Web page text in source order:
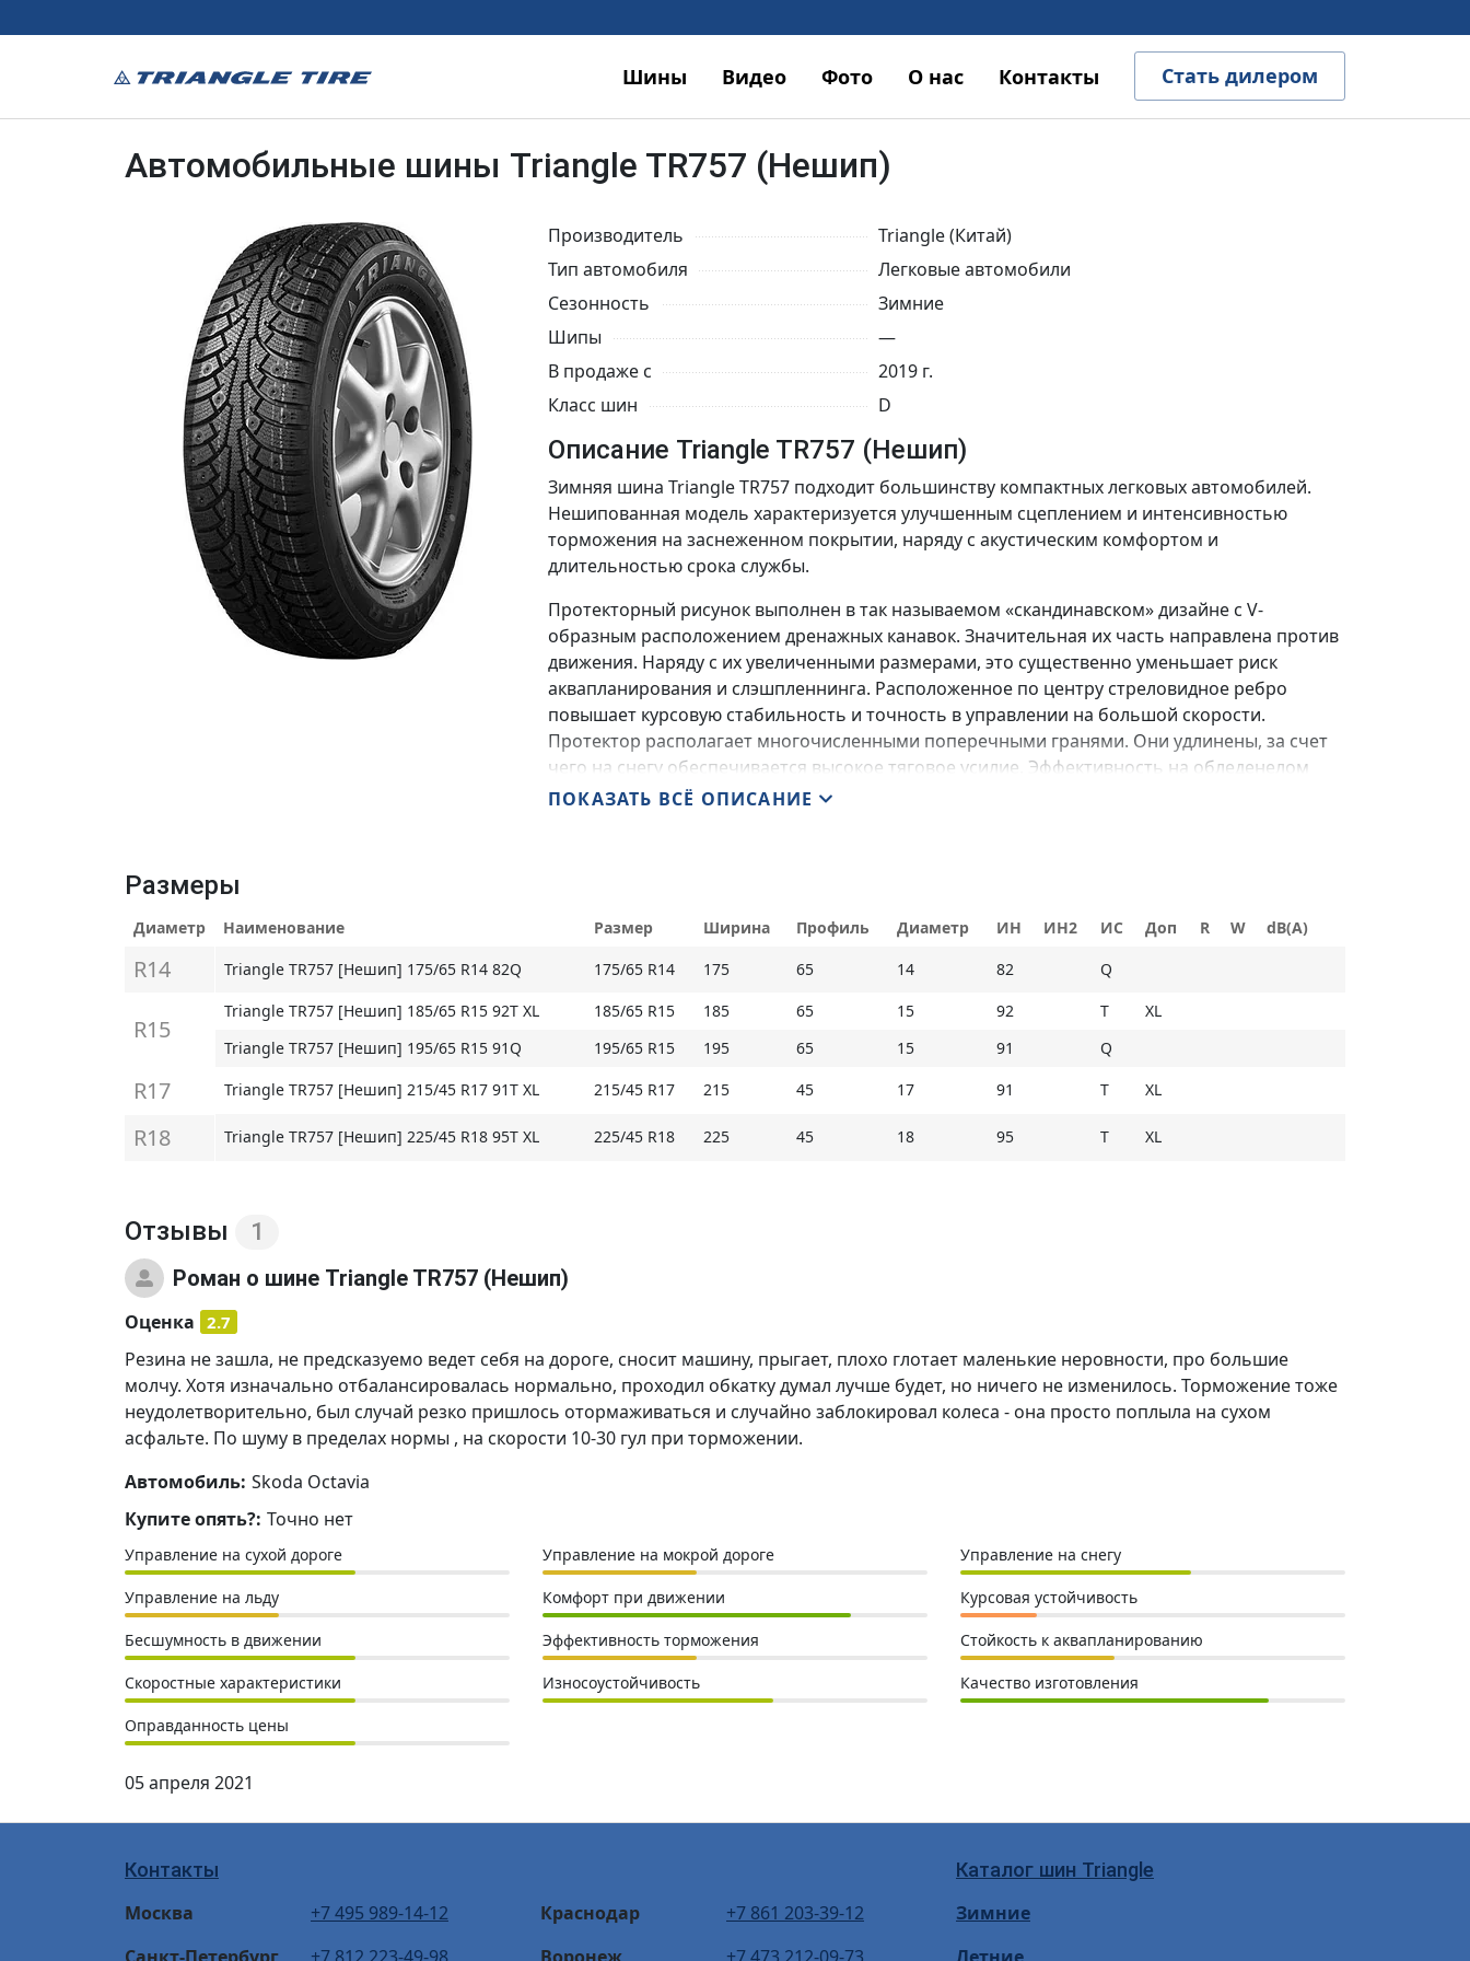
Шины Видео Фото О нас Контакты Стать дилером
Автомобильные шины Triangle TR757 (Нешип)
Производитель
Triangle (Китай)
Тип автомобиля
Легковые автомобили
Сезонность
Зимние
Шипы
—
В продаже с
2019 г.
Класс шин
D
Описание Triangle TR757 (Нешип)
Зимняя шина Triangle TR757 подходит большинству компактных легковых автомобилей.
Нешипованная модель характеризуется улучшенным сцеплением и интенсивностью
торможения на заснеженном покрытии, наряду с акустическим комфортом и
длительностью срока службы.
Протекторный рисунок выполнен в так называемом «скандинавском» дизайне с V-
образным расположением дренажных канавок. Значительная их часть направлена против
движения. Наряду с их увеличенными размерами, это существенно уменьшает риск
аквапланирования и слэшпленнинга. Расположенное по центру стреловидное ребро
повышает курсовую стабильность и точность в управлении на большой скорости.
Протектор располагает многочисленными поперечными гранями. Они удлинены, за счет
чего на снегу обеспечивается высокое тяговое усилие. Эффективность на обледенелом
покрытии поддерживается зигзагообразными прорезями, образующими дополнительные
- увеличенные размеры и направленность против движения дренажных канавок
- зигзагообразные кромки ламелей повышают тяговое усилие и интенсивность
торможения на обледенелой поверхности;
большой скорости.
ПОКАЗАТЬ ВСЁ ОПИСАНИЕ
Размеры
Диаметр Наименование Размер Ширина Профиль Диаметр ИН ИН2 ИС Доп R W dB(A)
R14 Triangle TR757 [Нешип] 175/65 R14 82Q 175/65 R14 175 65 14 82 Q
R15
Triangle TR757 [Нешип] 185/65 R15 92T XL 185/65 R15 185 65 15 92 T
XL
Triangle TR757 [Нешип] 195/65 R15 91Q
195/65 R15 195 65 15 91 Q
R17 Triangle TR757 [Нешип] 215/45 R17 91T XL 215/45 R17 215 45 17 91 T XL
R18 Triangle TR757 [Нешип] 225/45 R18 95T XL 225/45 R18 225 45 18 95 T XL
Отзывы 1
Роман о шине Triangle TR757 (Нешип)
Оценка 2.7
Резина не зашла, не предсказуемо ведет себя на дороге, сносит машину, прыгает, плохо глотает маленькие неровности, про большие
молчу. Хотя изначально отбалансировалась нормально, проходил обкатку думал лучше будет, но ничего не изменилось. Торможение тоже
неудолетворительно, был случай резко пришлось отормаживаться и случайно заблокировал колеса - она просто поплыла на сухом
асфальте. По шуму в пределах нормы , на скорости 10-30 гул при торможении.
Автомобиль: Skoda Octavia
Купите опять?: Точно нет
Управление на сухой дороге Управление на мокрой дороге Управление на снегу
Управление на льду Комфорт при движении Курсовая устойчивость
Бесшумность в движении Эффективность торможения Стойкость к аквапланированию
Скоростные характеристики Износоустойчивость Качество изготовления
Оправданность цены
05 апреля 2021
Контакты
Москва
+7 495 989-14-12
Краснодар
+7 861 203-39-12
Каталог шин Triangle
Зимние